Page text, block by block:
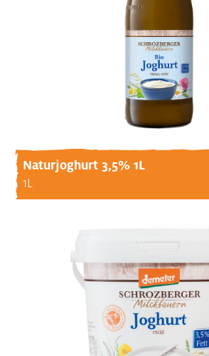
Naturjoghurt 3,5% 1L
1L